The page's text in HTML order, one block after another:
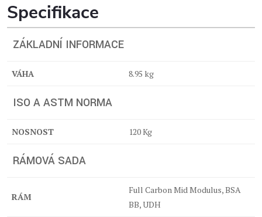
Specifikace
ZÁKLADNÍ INFORMACE
VÁHA 8.95 kg
ISO A ASTM NORMA
NOSNOST 120 Kg
RÁMOVÁ SADA
RÁM
Full Carbon Mid Modulus, BSA
BB, UDH